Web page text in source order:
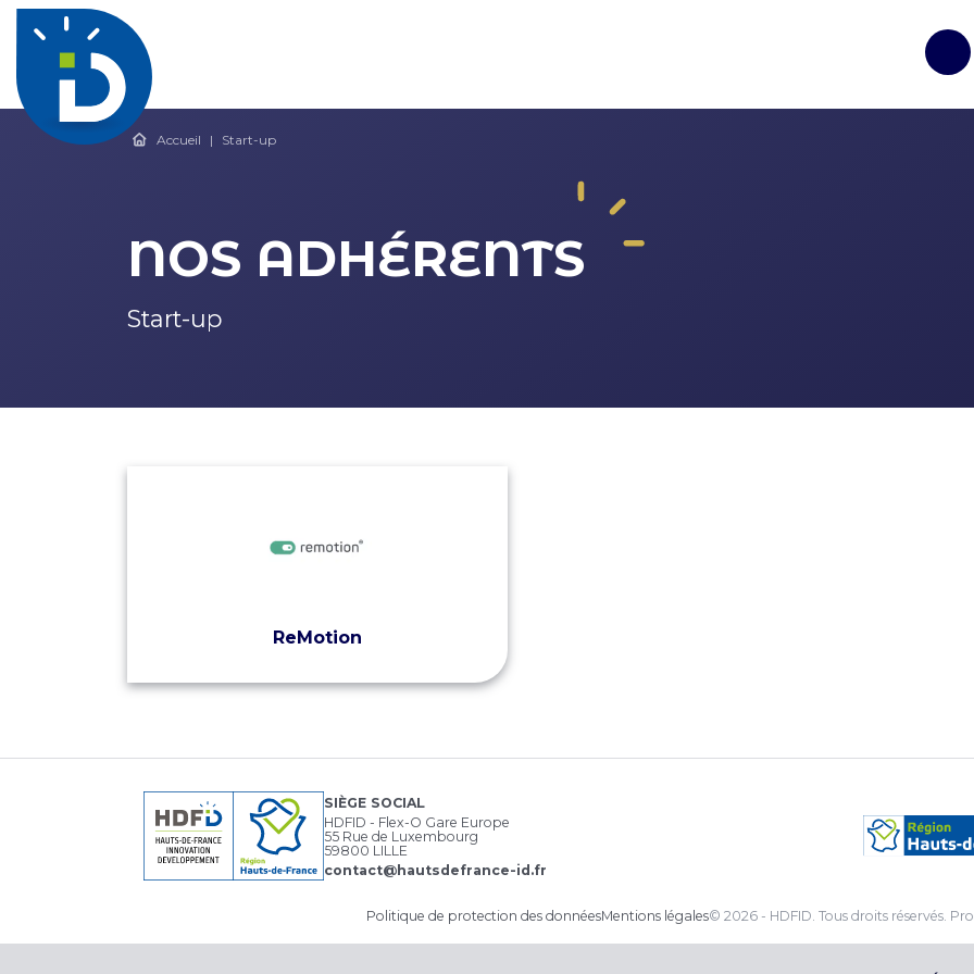
Accueil | Start-up
NOS ADHÉRENTS
Types de structure
Start-up
ReMotion
SIÈGE SOCIAL
HDFID - Flex-O Gare Europe
55 Rue de Luxembourg
59800 LILLE
contact@hautsdefrance-id.fr
Politique de protection des donnéesMentions légales© 2026 - HDFID. Tous droits réservés.